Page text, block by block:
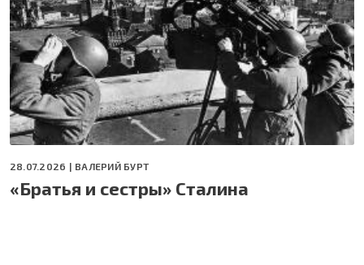
28.07.2026 | ВАЛЕРИЙ БУРТ
«Братья и сестры» Сталина